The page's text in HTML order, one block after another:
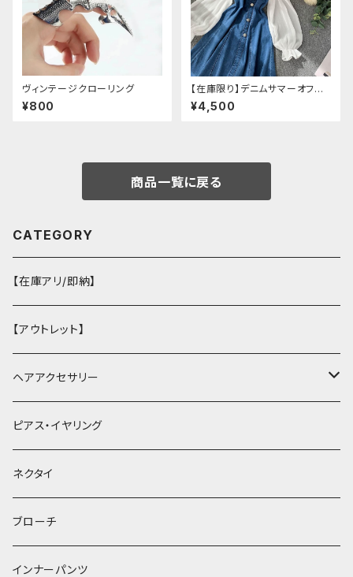
ヴィンテージクローリング
¥800
【在庫限り】デニムサマーオフシ
ョルダーワンピース（ミニ丈
¥4,500
商品一覧に戻る
CATEGORY
【在庫アリ/即納】
【アウトレット】
ヘアアクセサリー
ヘアクリップ
ヘッドドレス・カチューシャ
ヘアゴム
簪
ピアス・イヤリング
ネクタイ
ブローチ
インナーパンツ